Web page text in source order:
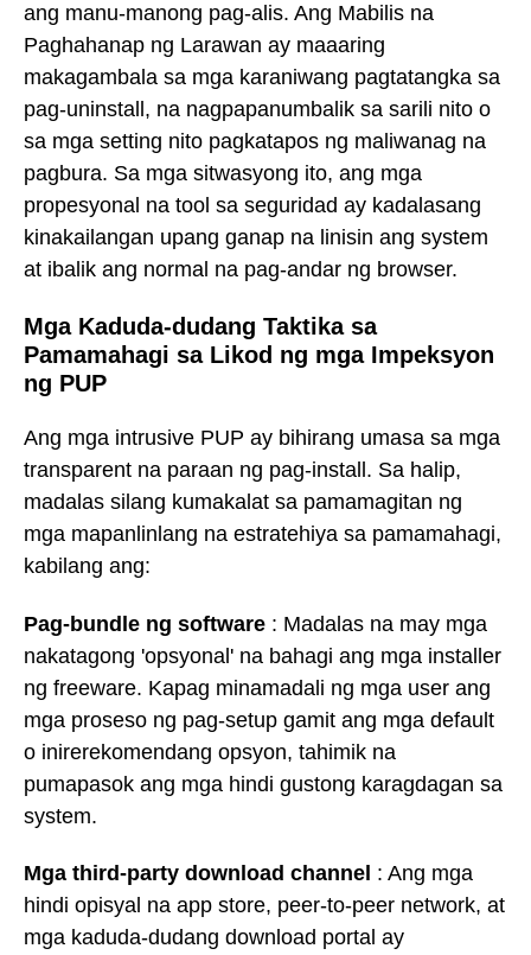
ang manu-manong pag-alis. Ang Mabilis na
Paghahanap ng Larawan ay maaaring
makagambala sa mga karaniwang pagtatangka sa
pag-uninstall, na nagpapanumbalik sa sarili nito o
sa mga setting nito pagkatapos ng maliwanag na
pagbura. Sa mga sitwasyong ito, ang mga
propesyonal na tool sa seguridad ay kadalasang
kinakailangan upang ganap na linisin ang system
at ibalik ang normal na pag-andar ng browser.
Mga Kaduda-dudang Taktika sa
Pamamahagi sa Likod ng mga Impeksyon
ng PUP
Ang mga intrusive PUP ay bihirang umasa sa mga
transparent na paraan ng pag-install. Sa halip,
madalas silang kumakalat sa pamamagitan ng
mga mapanlinlang na estratehiya sa pamamahagi,
kabilang ang:
Pag-bundle ng software : Madalas na may mga
nakatagong 'opsyonal' na bahagi ang mga installer
ng freeware. Kapag minamadali ng mga user ang
mga proseso ng pag-setup gamit ang mga default
o inirerekomendang opsyon, tahimik na
pumapasok ang mga hindi gustong karagdagan sa
system.
Mga third-party download channel : Ang mga
hindi opisyal na app store, peer-to-peer network, at
mga kaduda-dudang download portal ay